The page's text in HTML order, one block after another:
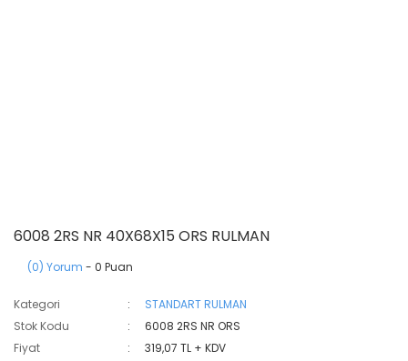
6008 2RS NR 40X68X15 ORS RULMAN
(0) Yorum - 0 Puan
Kategori
STANDART RULMAN
Stok Kodu
6008 2RS NR ORS
Fiyat
319,07 TL + KDV